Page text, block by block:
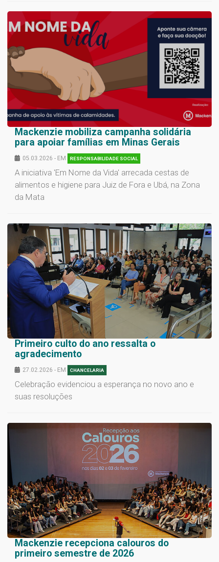
Mackenzie mobiliza campanha solidária
para apoiar famílias em Minas Gerais
05.03.2026 - EM RESPONSABILIDADE SOCIAL
A iniciativa 'Em Nome da Vida' arrecada cestas de
alimentos e higiene para Juiz de Fora e Ubá, na Zona
da Mata
Primeiro culto do ano ressalta o
agradecimento
27.02.2026 - EM CHANCELARIA
Celebração evidenciou a esperança no novo ano e
suas resoluções
Mackenzie recepciona calouros do
primeiro semestre de 2026